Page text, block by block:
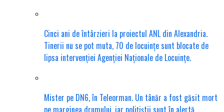
Cinci ani de întârzieri la proiectul ANL din Alexandria.
Tinerii nu se pot muta, 70 de locuințe sunt blocate de
lipsa intervenției Agenției Naționale de Locuințe.
Mister pe DN6, în Teleorman. Un tânăr a fost găsit mort
pe marginea drumului, iar polițiștii sunt în alertă.